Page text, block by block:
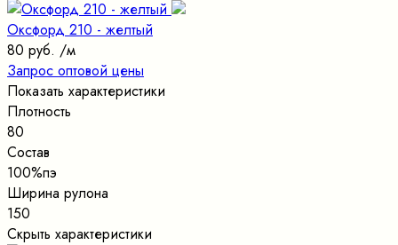
Оксфорд 210 - желтый
80 руб. /м
Запрос оптовой цены
Показать характеристики
Плотность
80
Состав
100%пэ
Ширина рулона
150
Скрыть характеристики